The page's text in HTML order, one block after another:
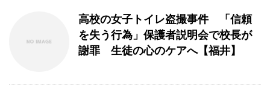
高校の女子トイレ盗撮事件 「信頼
を失う行為」保護者説明会で校長が
謝罪 生徒の心のケアへ【福井】